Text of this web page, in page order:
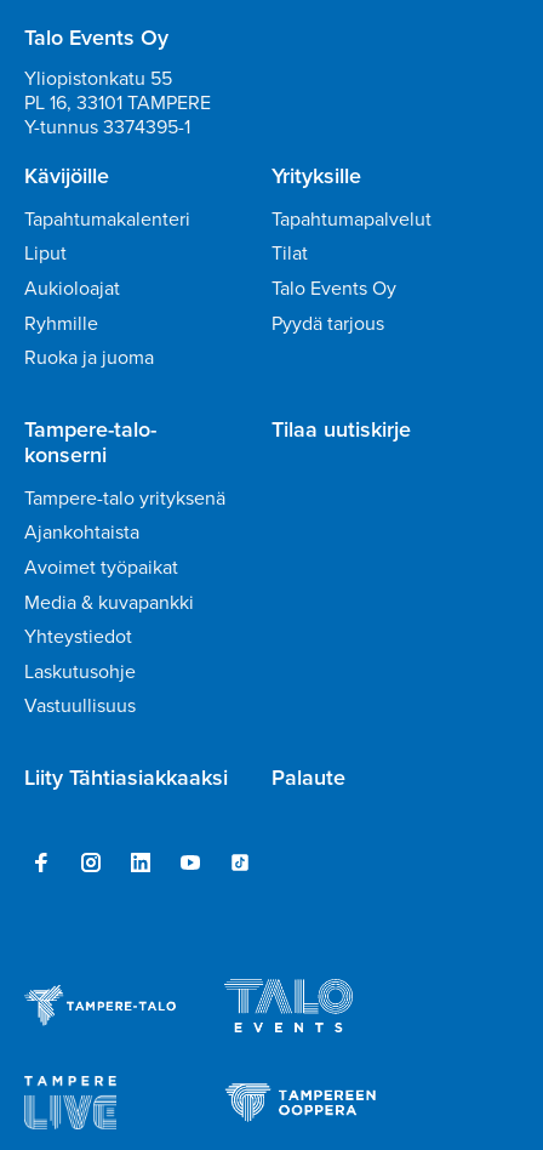
Talo Events Oy
Yliopistonkatu 55
PL 16, 33101 TAMPERE
Y-tunnus 3374395-1
Kävijöille
Tapahtumakalenteri
Liput
Aukioloajat
Ryhmille
Ruoka ja juoma
Yrityksille
Tapahtumapalvelut
Tilat
Talo Events Oy
Pyydä tarjous
Tampere-talo-
konserni
Tampere-talo yrityksenä
Ajankohtaista
Avoimet työpaikat
Media & kuvapankki
Yhteystiedot
Laskutusohje
Vastuullisuus
Tilaa uutiskirje
Liity Tähtiasiakkaaksi Palaute